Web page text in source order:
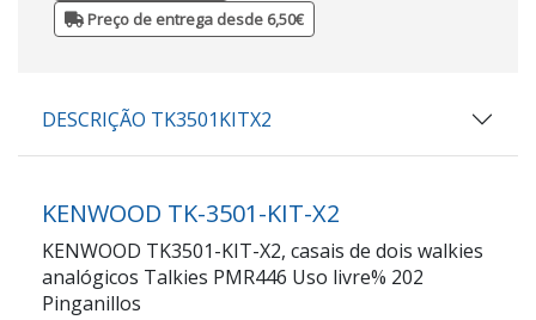
Preço de entrega desde 6,50€
DESCRIÇÃO TK3501KITX2
KENWOOD TK-3501-KIT-X2
KENWOOD TK3501-KIT-X2, casais de dois walkies
analógicos Talkies PMR446 Uso livre% 202
Pinganillos